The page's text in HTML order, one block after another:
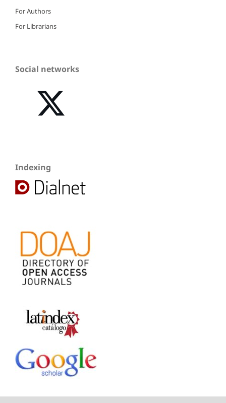
For Authors
For Librarians
Social networks
Indexing